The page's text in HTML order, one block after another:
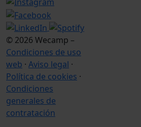
© 2026 Wecamp –
Condiciones de uso
web · Aviso legal ·
Política de cookies ·
Condiciones
generales de
contratación